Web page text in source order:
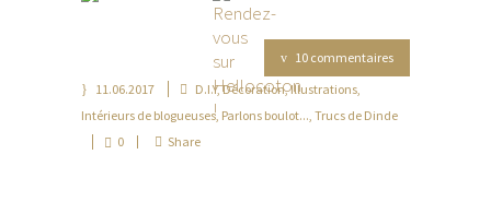
10 commentaires
11.06.2017
D.I.Y,Décoration,Illustrations,
Intérieurs de blogueuses, Parlons boulot..., Trucs de Dinde
0
Share